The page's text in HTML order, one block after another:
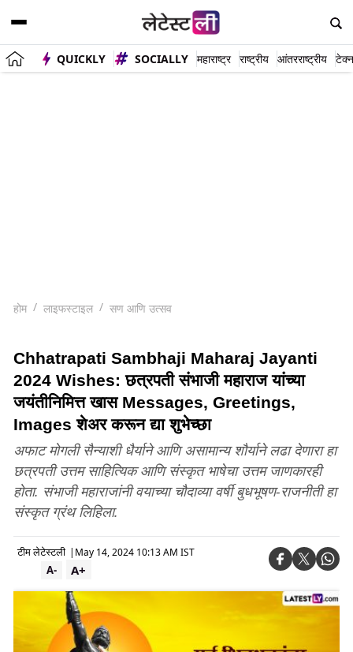
QUICKLY SOCIALLY महाराष्ट्र राष्ट्रीय आंतरराष्ट्रीय
होम लाइफस्टाइल सण आणि उत्सव
Chhatrapati Sambhaji Maharaj Jayanti
2024 Wishes: छत्रपती संभाजी महाराज यांच्या
जयंतीनिमित्त खास Messages, Greetings,
Images शेअर करून द्या शुभेच्छा
अफाट मोगली सैन्याशी धैर्याने आणि असामान्य शौर्याने लढा देणारा हा
छत्रपती उत्तम साहित्यिक आणि संस्कृत भाषेचा उत्तम जाणकारही
होता. संभाजी महाराजांनी वयाच्या चौदाव्या वर्षी बुधभूषण-राजनीती हा
संस्कृत ग्रंथ लिहिला.
टीम लेटेस्टली | May 14, 2024 10:13 AM IST
A+
A-